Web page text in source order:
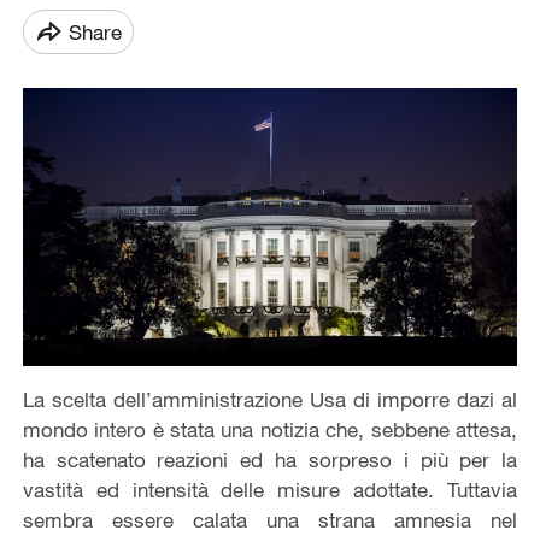
Share
La scelta dell’amministrazione Usa di imporre dazi al
mondo intero è stata una notizia che, sebbene attesa,
ha scatenato reazioni ed ha sorpreso i più per la
vastità ed intensità delle misure adottate. Tuttavia
sembra essere calata una strana amnesia nel